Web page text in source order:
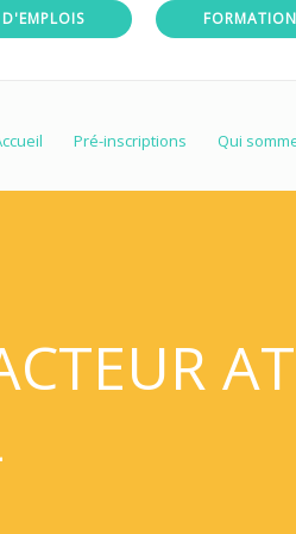
D'EMPLOIS
Pré-inscriptions Qui